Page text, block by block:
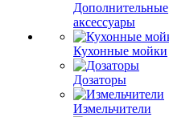
Дополнительные
аксессуары
Кухонные мойки
Дозаторы
Измельчители